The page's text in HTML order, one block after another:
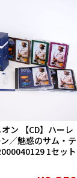
ン 【CD】ハーレ
／魅惑のサム・テ
1セット